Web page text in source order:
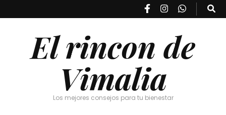
El rincon de
Vimalia
Los mejores consejos para tu bienestar